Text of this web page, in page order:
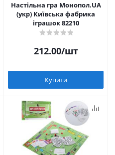
Настільна гра Монопол.UA
(укр) Київська фабрика
іграшок 82210
212.00/шт
Купити